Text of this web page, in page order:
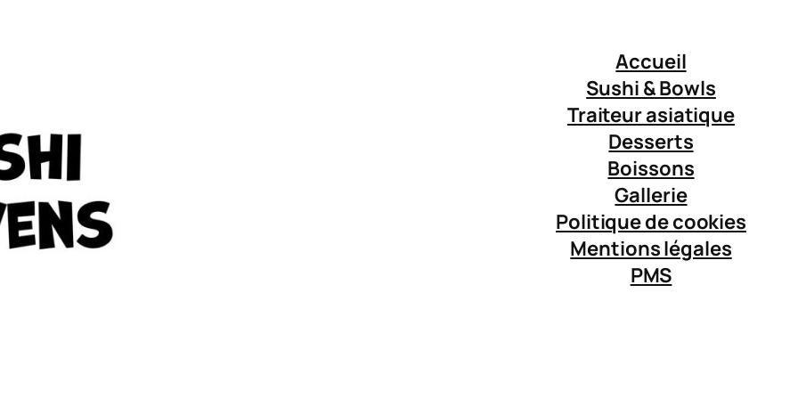
Accueil
Sushi & Bowls
Traiteur asiatique
Desserts
Boissons
Gallerie
Politique de cookies
Mentions légales
PMS